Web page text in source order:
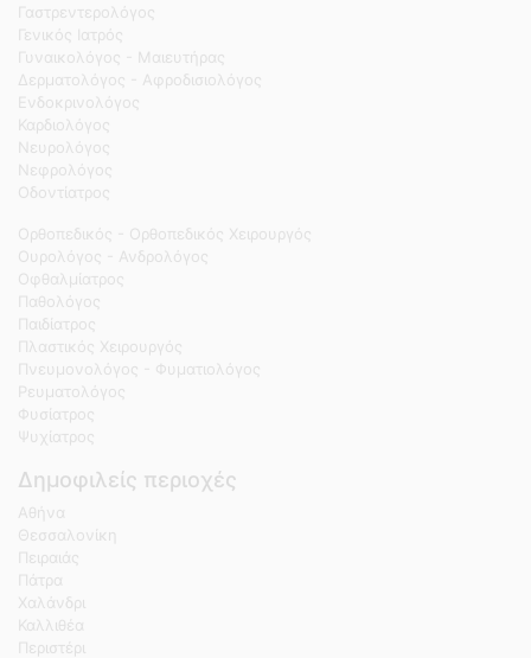
Γαστρεντερολόγος
Γενικός Ιατρός
Γυναικολόγος - Μαιευτήρας
Δερματολόγος - Αφροδισιολόγος
Ενδοκρινολόγος
Καρδιολόγος
Νευρολόγος
Νεφρολόγος
Οδοντίατρος
Ορθοπεδικός - Ορθοπεδικός Χειρουργός
Ουρολόγος - Ανδρολόγος
Οφθαλμίατρος
Παθολόγος
Παιδίατρος
Πλαστικός Χειρουργός
Πνευμονολόγος - Φυματιολόγος
Ρευματολόγος
Φυσίατρος
Ψυχίατρος
Δημοφιλείς περιοχές
Αθήνα
Θεσσαλονίκη
Πειραιάς
Πάτρα
Χαλάνδρι
Καλλιθέα
Περιστέρι